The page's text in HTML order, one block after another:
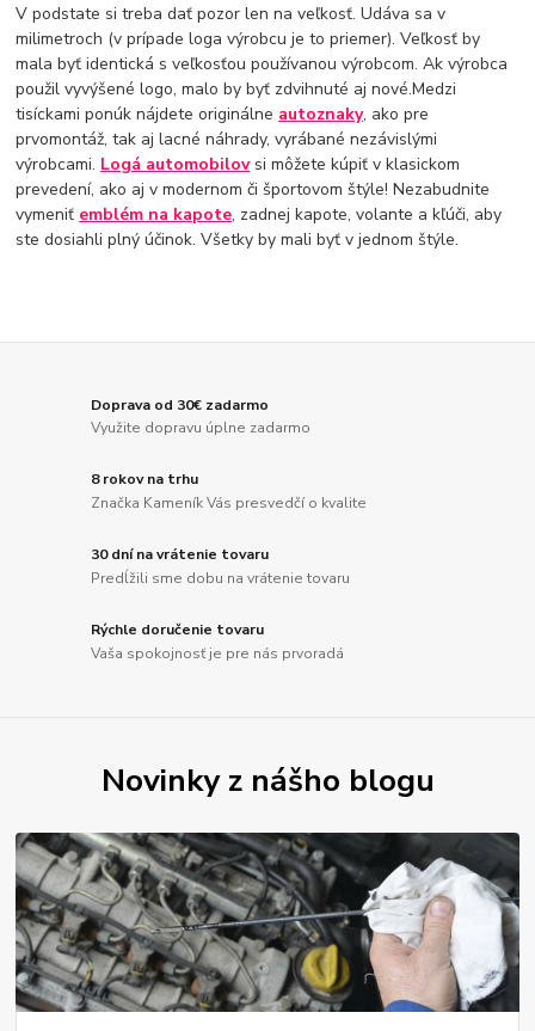
V podstate si treba dať pozor len na veľkosť. Udáva sa v
milimetroch (v prípade loga výrobcu je to priemer). Veľkosť by
mala byť identická s veľkosťou používanou výrobcom. Ak výrobca
použil vyvýšené logo, malo by byť zdvihnuté aj nové.Medzi
tisíckami ponúk nájdete originálne autoznaky, ako pre
prvomontáž, tak aj lacné náhrady, vyrábané nezávislými
výrobcami. Logá automobilovsi môžete kúpiť v klasickom
prevedení, ako aj v modernom či športovom štýle! Nezabudnite
vymeniť emblém na kapote, zadnej kapote, volante a kľúči, aby
ste dosiahli plný účinok. Všetky by mali byť v jednom štýle.
Doprava od 30€ zadarmo
Využite dopravu úplne zadarmo
8 rokov na trhu
Značka Kameník Vás presvedčí o kvalite
30 dní na vrátenie tovaru
Predĺžili sme dobu na vrátenie tovaru
Rýchle doručenie tovaru
Vaša spokojnosť je pre nás prvoradá
Novinky z nášho blogu